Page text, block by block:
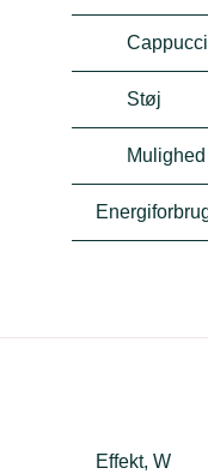
Støj
Effekt, W